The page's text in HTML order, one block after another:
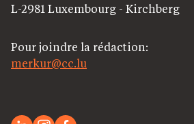
L-2981 Luxembourg - Kirchberg
Pour joindre la rédaction:
merkur@cc.lu